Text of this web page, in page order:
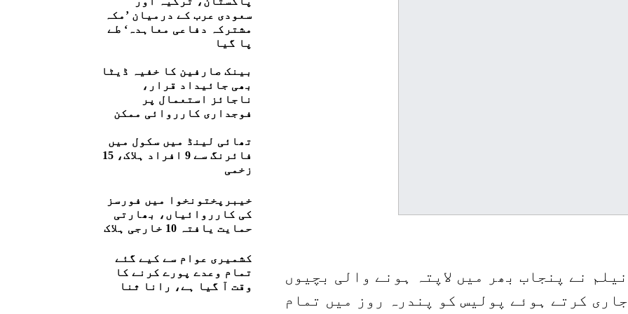
نے پنجاب بھر میں لاپتہ ہونے والی بچیوں
کرتے ہوئے پولیس کو پندرہ روز میں تمام
سعودی عرب کے درمیان ’مکہ
مشترکہ دفاعی معاہدہ‘ طے
پا گیا
بینک صارفین کا خفیہ ڈیٹا
بھی جائیداد قرار،
ناجائز استعمال پر
فوجداری کارروائی ممکن
تھائی لینڈ میں سکول میں
فائرنگ سے 9 افراد ہلاک، 15
زخمی
خیبرپختونخوا میں فورسز
کی کارروائیاں، بھارتی
حمایت یافتہ 10 خارجی ہلاک
کشمیری عوام سے کیے گئے
تمام وعدے پورے کرنے کا
وقت آ گیا ہے، رانا ثنا